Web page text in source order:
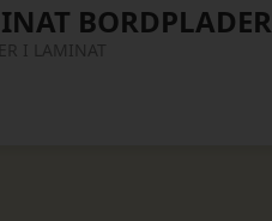
BORDPLADER
I LAMINAT